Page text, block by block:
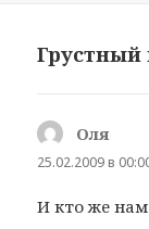
Грустный
Оля
25.02.2009 в
И кто же нам